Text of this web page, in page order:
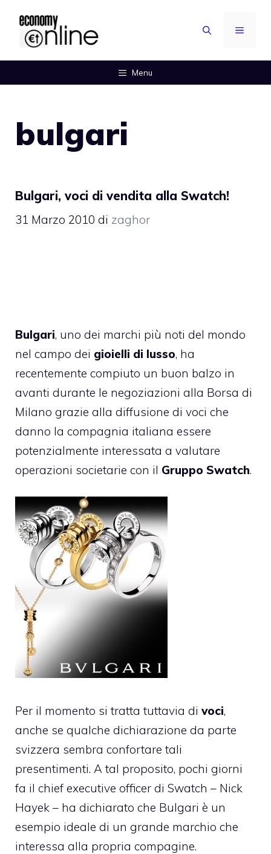
contenuto
MENU
Menu
bulgari
Bulgari, voci di vendita alla Swatch!
31 Marzo 2010 di zaghor
Bulgari, uno dei marchi più noti del mondo
nel campo dei gioielli di lusso, ha
recentemente compiuto un buon balzo in
avanti durante le negoziazioni alla Borsa di
Milano grazie alla diffusione di voci che
danno la compagnia italiana essere
potenzialmente interessata a valutare
operazioni societarie con il Gruppo Swatch.
Per il momento si tratta tuttavia di voci,
anche se qualche dichiarazione da parte
svizzera sembra confortare tali
presentimenti. A tal proposito, pochi giorni
fa il chief executive officer di Swatch – Nick
Hayek – ha dichiarato che Bulgari è un
esempio ideale di un grande marchio che
interessa alla propria compagine.